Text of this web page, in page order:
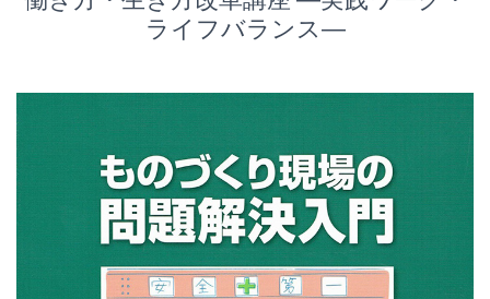
ライフバランス―